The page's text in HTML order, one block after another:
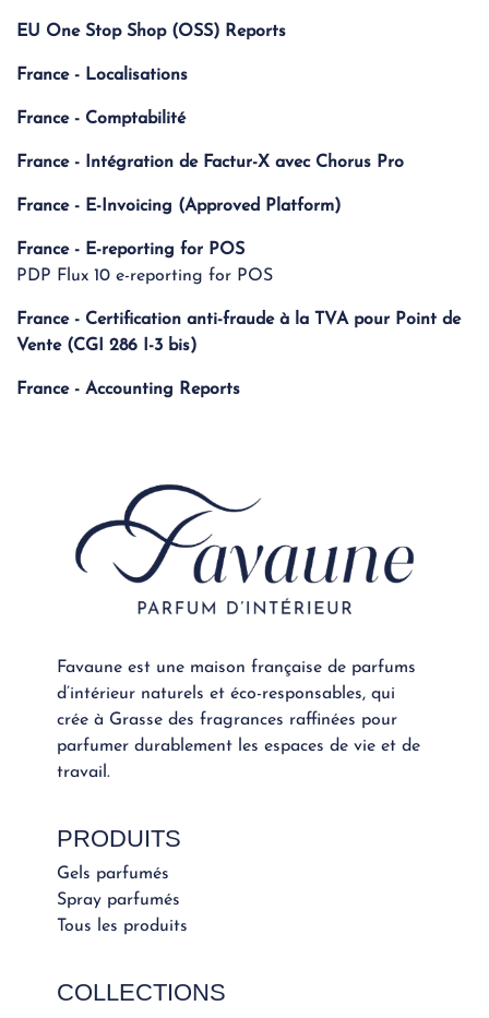
EU One Stop Shop (OSS) Reports
France - Localisations
France - Comptabilité
France - Intégration de Factur-X avec Chorus Pro
France - E-Invoicing (Approved Platform)
France - E-reporting for POS
PDP Flux 10 e-reporting for POS
France - Certification anti-fraude à la TVA pour Point de
Vente (CGI 286 I-3 bis)
France - Accounting Reports
PRODUITS
Gels parfumés
Spray parfumés
Tous les produits
Favaune est une maison française de parfums
d’intérieur naturels et éco-responsables, qui
crée à Grasse des fragrances raffinées pour
parfumer durablement les espaces de vie et de
travail.
COLLECTIONS